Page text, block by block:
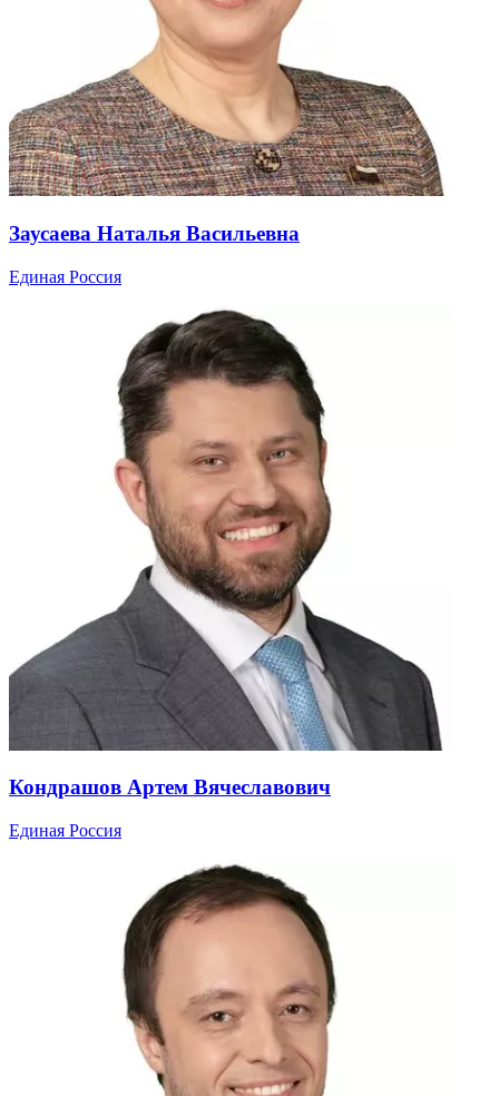
Заусаева Наталья Васильевна
Единая Россия
Кондрашов Артем Вячеславович
Единая Россия